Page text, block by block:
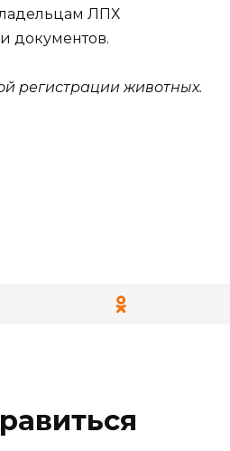
ЛПХ
документов.
регистрации животных.